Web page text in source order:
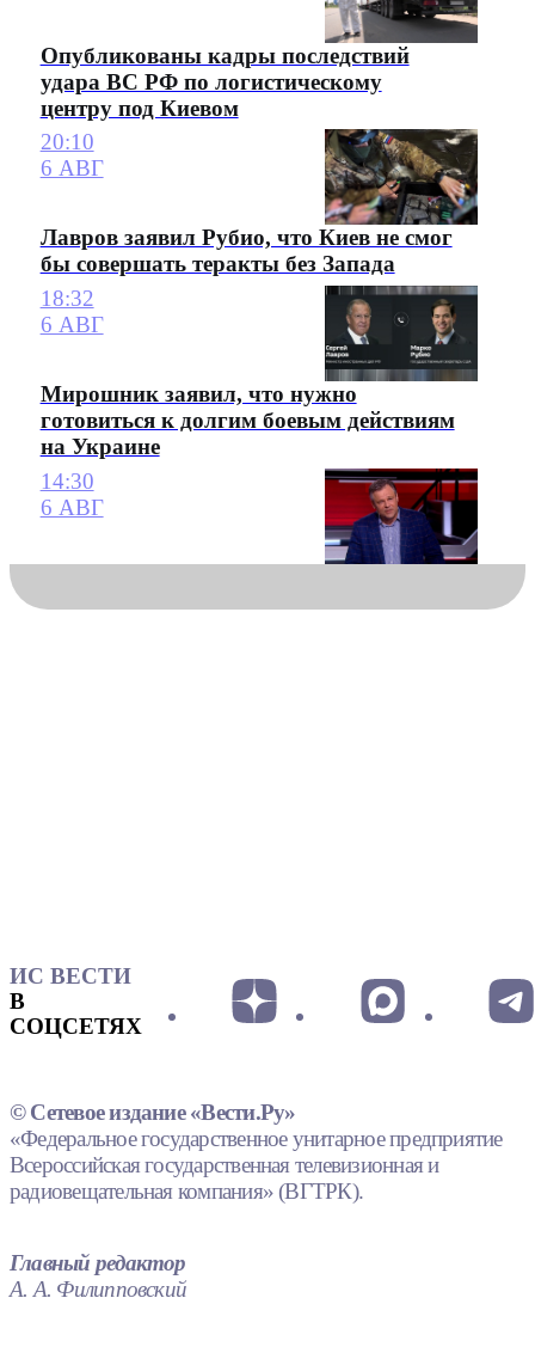
Опубликованы кадры последствий
удара ВС РФ по логистическому
центру под Киевом
20:10
6 АВГ
Лавров заявил Рубио, что Киев не смог
бы совершать теракты без Запада
18:32
6 АВГ
Мирошник заявил, что нужно
готовиться к долгим боевым действиям
на Украине
14:30
6 АВГ
ИС ВЕСТИ
В
СОЦСЕТЯХ
© Сетевое издание «Вести.Ру»
«Федеральное государственное унитарное предприятие
Всероссийская государственная телевизионная и
радиовещательная компания» (ВГТРК).
Главный редактор
А. А. Филипповский